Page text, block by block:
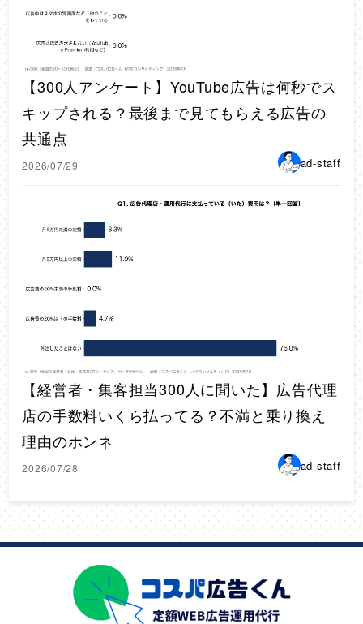
【300人アンケート】YouTube広告は何秒でス
キップされる？最後まで見てもらえる広告の
共通点
2026/07/29 ad-staff
【経営者・集客担当300人に聞いた】広告代理
店の手数料いくら払ってる？不満と乗り換え
理由のホンネ
2026/07/28 ad-staff